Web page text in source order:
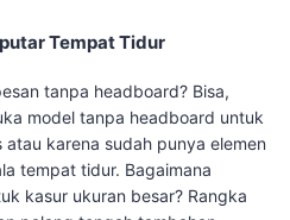
Tempat Tidur
tanpa headboard? Bisa,
model tanpa headboard untuk
karena sudah punya elemen
tempat tidur. Bagaimana
kasur ukuran besar? Rangka